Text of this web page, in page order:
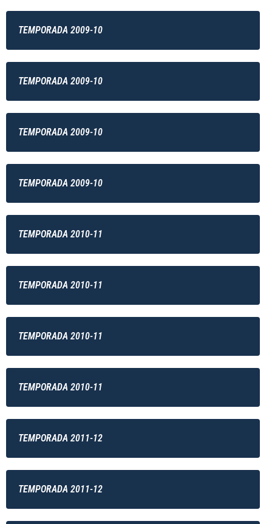
TEMPORADA 2009-10
TEMPORADA 2009-10
TEMPORADA 2009-10
TEMPORADA 2009-10
TEMPORADA 2010-11
TEMPORADA 2010-11
TEMPORADA 2010-11
TEMPORADA 2010-11
TEMPORADA 2011-12
TEMPORADA 2011-12